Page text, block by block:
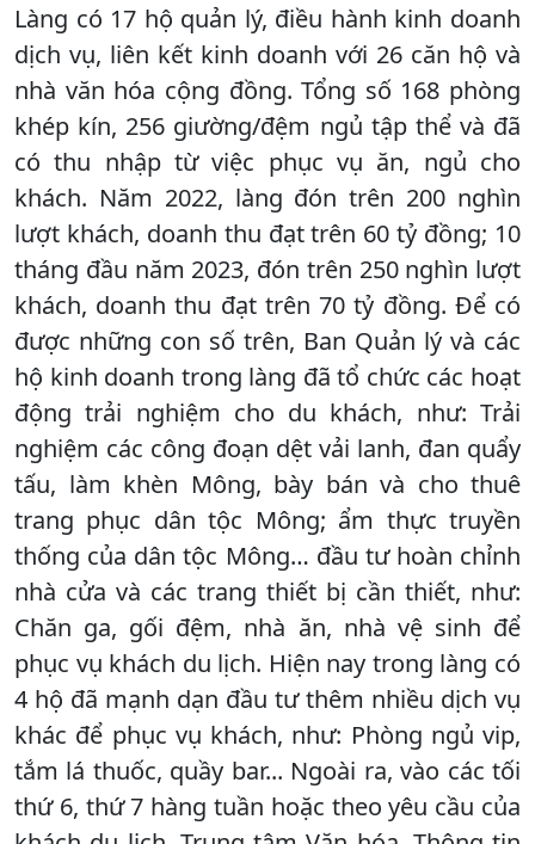
Làng có 17 hộ quản lý, điều hành kinh doanh
dịch vụ, liên kết kinh doanh với 26 căn hộ và
nhà văn hóa cộng đồng. Tổng số 168 phòng
khép kín, 256 giường/đệm ngủ tập thể và đã
có thu nhập từ việc phục vụ ăn, ngủ cho
khách. Năm 2022, làng đón trên 200 nghìn
lượt khách, doanh thu đạt trên 60 tỷ đồng; 10
tháng đầu năm 2023, đón trên 250 nghìn lượt
khách, doanh thu đạt trên 70 tỷ đồng. Để có
được những con số trên, Ban Quản lý và các
hộ kinh doanh trong làng đã tổ chức các hoạt
động trải nghiệm cho du khách, như: Trải
nghiệm các công đoạn dệt vải lanh, đan quẩy
tấu, làm khèn Mông, bày bán và cho thuê
trang phục dân tộc Mông; ẩm thực truyền
thống của dân tộc Mông… đầu tư hoàn chỉnh
nhà cửa và các trang thiết bị cần thiết, như:
Chăn ga, gối đệm, nhà ăn, nhà vệ sinh để
phục vụ khách du lịch. Hiện nay trong làng có
4 hộ đã mạnh dạn đầu tư thêm nhiều dịch vụ
khác để phục vụ khách, như: Phòng ngủ vip,
tắm lá thuốc, quầy bar... Ngoài ra, vào các tối
thứ 6, thứ 7 hàng tuần hoặc theo yêu cầu của